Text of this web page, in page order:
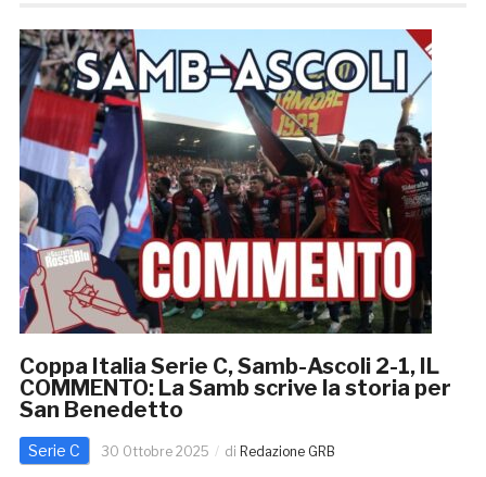
Coppa Italia Serie C, Samb-Ascoli 2-1, IL
COMMENTO: La Samb scrive la storia per
San Benedetto
Serie C 30 Ottobre 2025 di Redazione GRB